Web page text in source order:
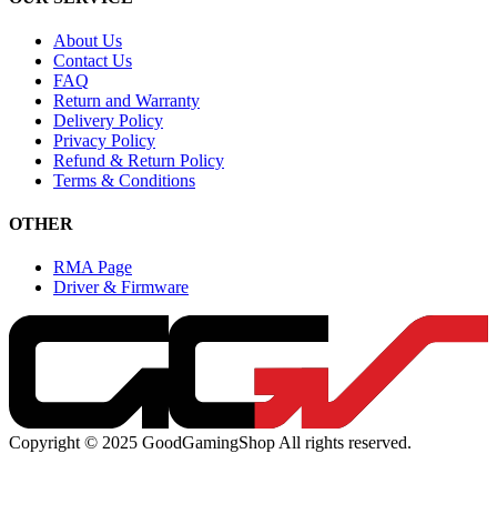
About Us
Contact Us
FAQ
Return and Warranty
Delivery Policy
Privacy Policy
Refund & Return Policy
Terms & Conditions
OTHER
RMA Page
Driver & Firmware
Copyright © 2025 GoodGamingShop All rights reserved.